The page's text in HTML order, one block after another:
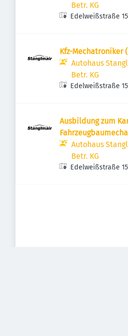
Betr. KG
Edelweißstraße
Kfz-Mechatroniker
Autohaus
Betr. KG
Edelweißstraße
Ausbildung zum
Autohaus
Betr. KG
Edelweißstraße